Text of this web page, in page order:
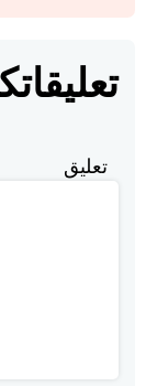
تعليق